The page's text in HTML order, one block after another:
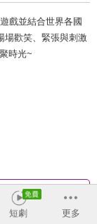
戲並結合世界各國
場歡笑、緊張與刺激
時光~
短劇 更多